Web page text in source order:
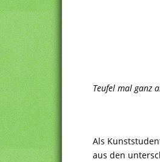
Teufel mal ganz
Als
aus den